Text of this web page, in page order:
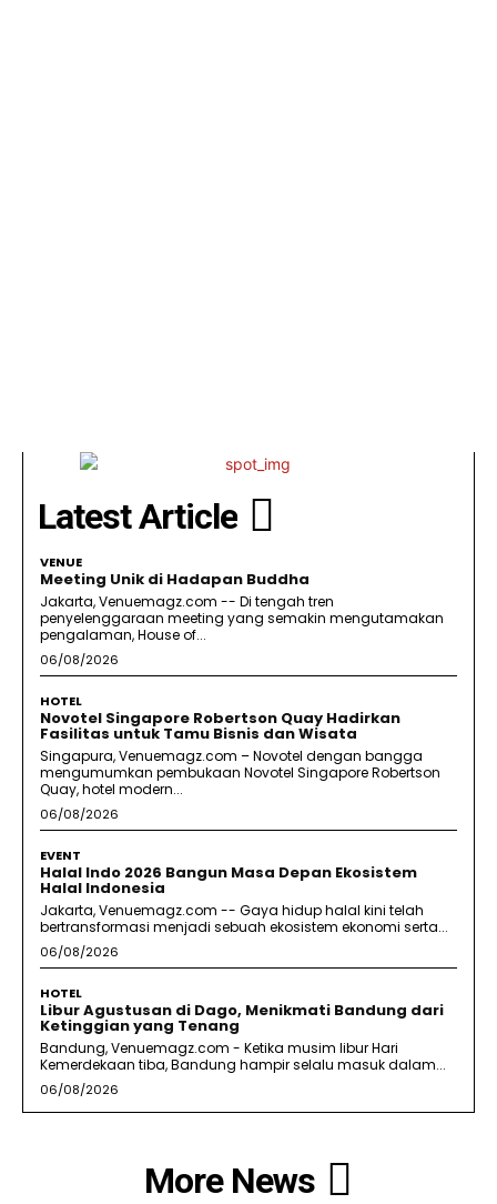
Latest Article
VENUE
Meeting Unik di Hadapan Buddha
Jakarta, Venuemagz.com -- Di tengah tren
penyelenggaraan meeting yang semakin mengutamakan
pengalaman, House of...
06/08/2026
HOTEL
Novotel Singapore Robertson Quay Hadirkan
Fasilitas untuk Tamu Bisnis dan Wisata
Singapura, Venuemagz.com – Novotel dengan bangga
mengumumkan pembukaan Novotel Singapore Robertson
Quay, hotel modern...
06/08/2026
EVENT
Halal Indo 2026 Bangun Masa Depan Ekosistem
Halal Indonesia
Jakarta, Venuemagz.com -- Gaya hidup halal kini telah
bertransformasi menjadi sebuah ekosistem ekonomi serta...
06/08/2026
HOTEL
Libur Agustusan di Dago, Menikmati Bandung dari
Ketinggian yang Tenang
Bandung, Venuemagz.com - Ketika musim libur Hari
Kemerdekaan tiba, Bandung hampir selalu masuk dalam...
06/08/2026
More News